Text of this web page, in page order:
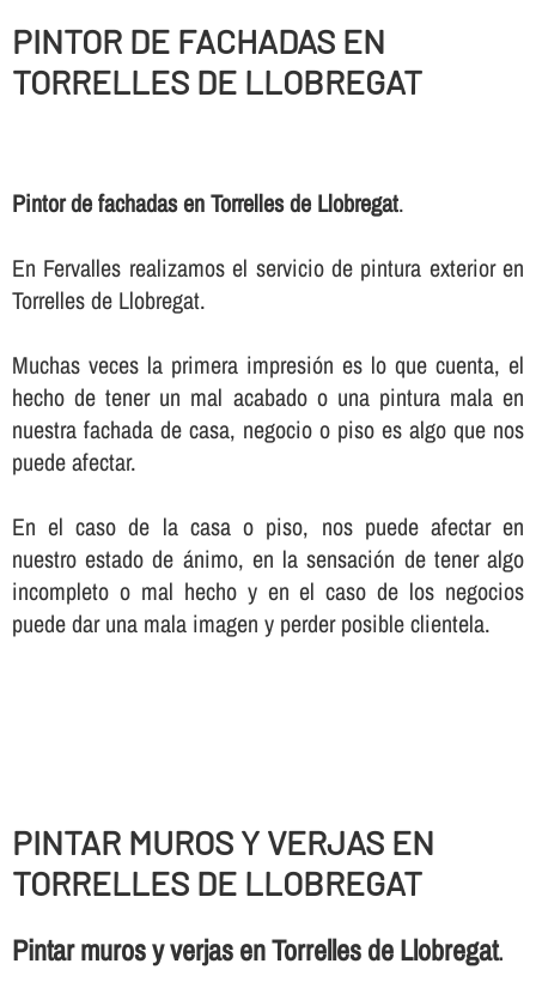
PINTOR DE FACHADAS EN
TORRELLES DE LLOBREGAT
Pintor de fachadas en Torrelles de Llobregat.
En Fervalles realizamos el servicio de pintura exterior en
Torrelles de Llobregat.
Muchas veces la primera impresión es lo que cuenta, el
hecho de tener un mal acabado o una pintura mala en
nuestra fachada de casa, negocio o piso es algo que nos
puede afectar.
En el caso de la casa o piso, nos puede afectar en
nuestro estado de ánimo, en la sensación de tener algo
incompleto o mal hecho y en el caso de los negocios
puede dar una mala imagen y perder posible clientela.
PINTAR MUROS Y VERJAS EN
TORRELLES DE LLOBREGAT
Pintar muros y verjas en Torrelles de Llobregat.